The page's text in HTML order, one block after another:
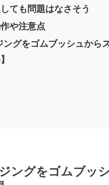
ても問題はなさそう
や注意点
グをゴムブッシュから
ングをゴムブッ